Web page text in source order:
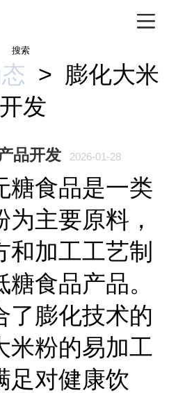
搜索
> 膨化大米
发
品开发 2026-01-28
糖食品是一类
为主要原料，
和加工工艺制
食品产品。
了膨化技术的
米粉的易加工
足对健康饮